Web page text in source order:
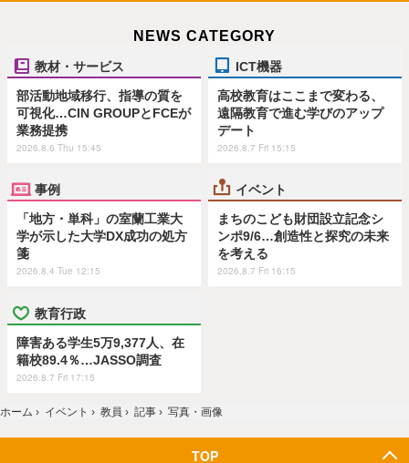
NEWS CATEGORY
教材・サービス
部活動地域移行、指導の質を
可視化…CIN GROUPとFCEが
業務提携
2026.8.6 Thu 15:45
ICT機器
高校教育はここまで変わる、
遠隔教育で進む学びのアップ
デート
2026.8.7 Fri 15:15
事例
「地方・単科」の室蘭工業大
学が示した大学DX成功の処方
箋
2026.8.4 Tue 12:15
イベント
まちのこども財団設立記念シ
ンポ9/6…創造性と探究の未来
を考える
2026.8.7 Fri 16:15
教育行政
障害ある学生5万9,377人、在
籍校89.4％…JASSO調査
2026.8.7 Fri 17:15
ホーム › イベント › 教員 › 記事 › 写真・画像
TOP